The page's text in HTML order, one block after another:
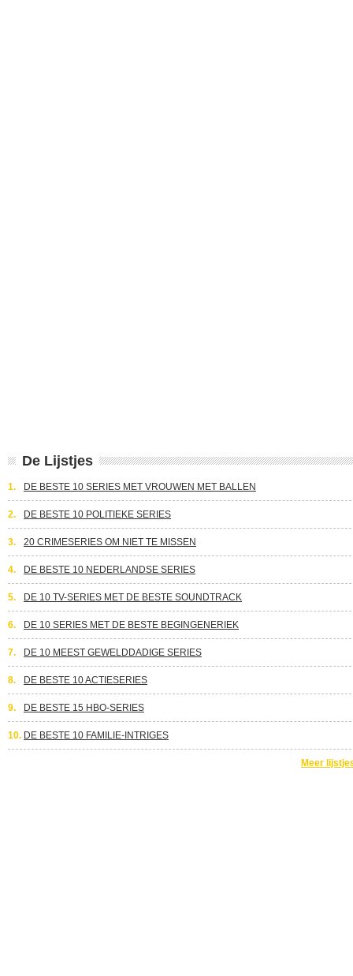
De Lijstjes
1. DE BESTE 10 SERIES MET VROUWEN MET BALLEN
2. DE BESTE 10 POLITIEKE SERIES
3. 20 CRIMESERIES OM NIET TE MISSEN
4. DE BESTE 10 NEDERLANDSE SERIES
5. DE 10 TV-SERIES MET DE BESTE SOUNDTRACK
6. DE 10 SERIES MET DE BESTE BEGINGENERIEK
7. DE 10 MEEST GEWELDDADIGE SERIES
8. DE BESTE 10 ACTIESERIES
9. DE BESTE 15 HBO-SERIES
10. DE BESTE 10 FAMILIE-INTRIGES
Meer